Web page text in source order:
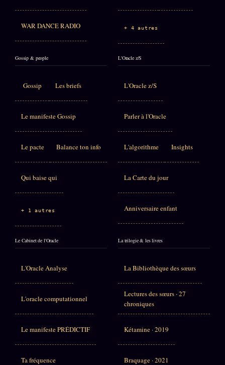
WAR DANCE RADIO + 4 autres
Gossip & people
Gossip Les briefs
Le manifeste Gossip
Le pacte Balance ton info
Qui baise qui
+ 1 autres
L'Oracle z/S
L'Oracle z/S
Parler à l'Oracle
L'algorithme Insights
La Carte du jour
Anniversaire enfant
Le Cabinet de l'Oracle
L'Oracle Analyse
L'oracle computationnel
Le manifeste PRÉDICTIF
Ta fréquence
La trilogie & les livres
La Bibliothèque des sœurs
Lectures des sœurs · 27
chroniques
Kétamine · 2019
Braquage · 2021